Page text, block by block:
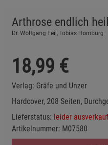
Arthrose endlich
Dr. Wolfgang Feil, Tobias Homburg
18,99 €
Verlag: Gräfe und Unzer
Hardcover, 208 Seiten,
Lieferstatus: leider
Artikelnummer: M07580